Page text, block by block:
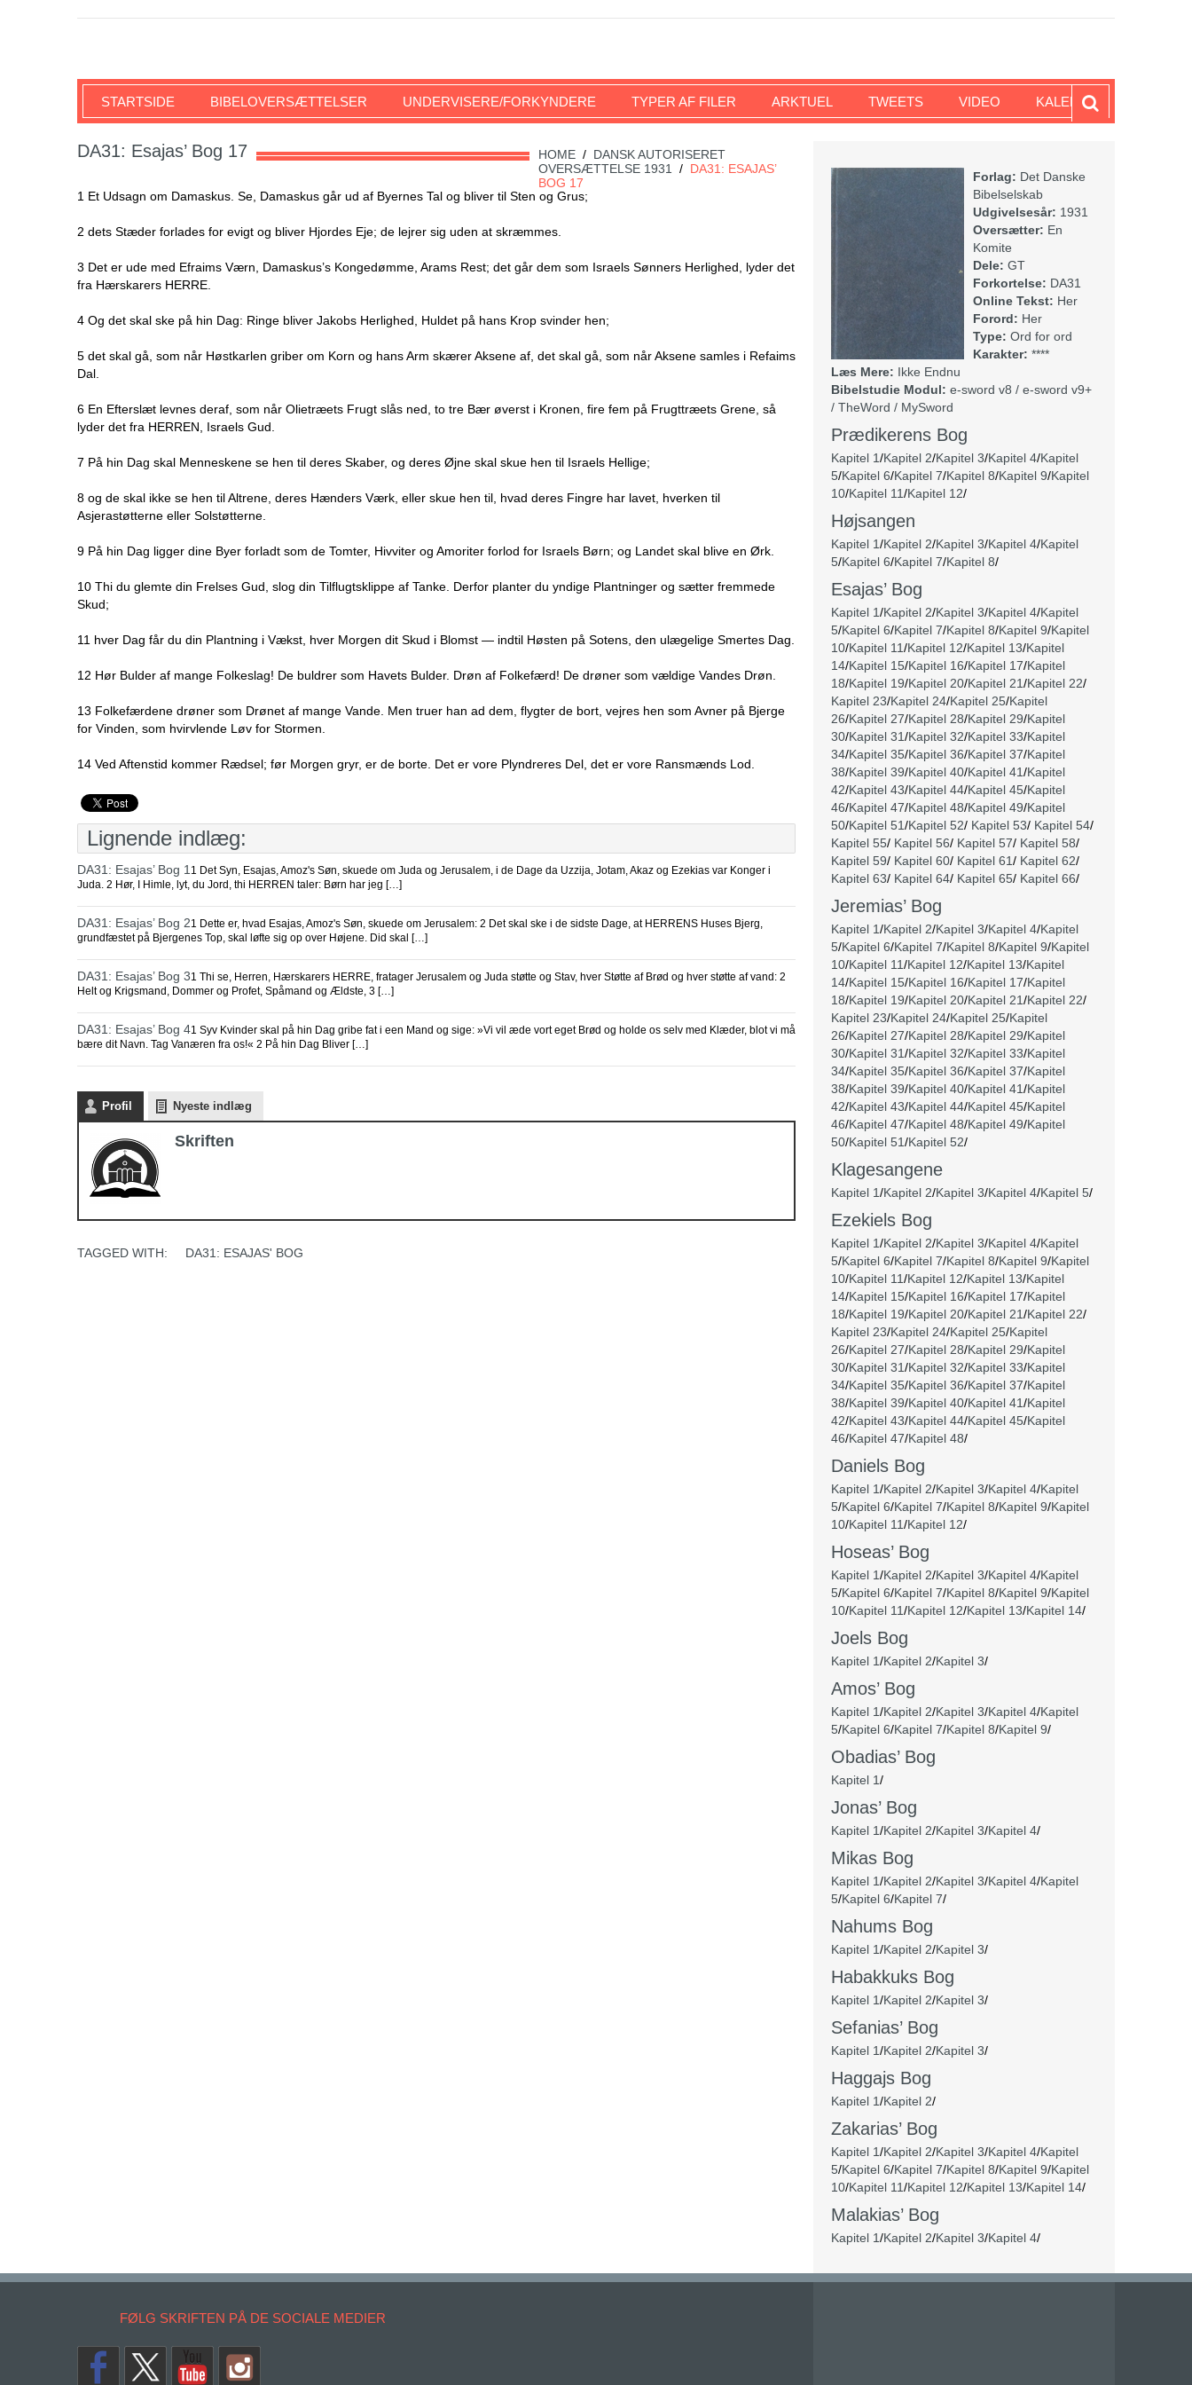
SKRIFTEN
STARTSIDE BIBELOVERSÆTTELSER UNDERVISERE/FORKYNDERE TYPER AF FILER ARKTUEL TWEETS VIDEO KALENDER
HOME / DANSK AUTORISERET
OVERSÆTTELSE 1931
/ DA31: ESAJAS’
BOG 17
DA31: Esajas’ Bog 17
1 Et Udsagn om Damaskus. Se, Damaskus går ud af Byernes Tal og bliver til Sten og Grus;
2 dets Stæder forlades for evigt og bliver Hjordes Eje; de lejrer sig uden at skræmmes.
3 Det er ude med Efraims Værn, Damaskus’s Kongedømme, Arams Rest; det går dem som Israels Sønners Herlighed, lyder det
fra Hærskarers HERRE.
4 Og det skal ske på hin Dag: Ringe bliver Jakobs Herlighed, Huldet på hans Krop svinder hen;
5 det skal gå, som når Høstkarlen griber om Korn og hans Arm skærer Aksene af, det skal gå, som når Aksene samles i Refaims
Dal.
6 En Efterslæt levnes deraf, som når Olietræets Frugt slås ned, to tre Bær øverst i Kronen, fire fem på Frugttræets Grene, så
lyder det fra HERREN, Israels Gud.
7 På hin Dag skal Menneskene se hen til deres Skaber, og deres Øjne skal skue hen til Israels Hellige;
8 og de skal ikke se hen til Altrene, deres Hænders Værk, eller skue hen til, hvad deres Fingre har lavet, hverken til
Asjerastøtterne eller Solstøtterne.
9 På hin Dag ligger dine Byer forladt som de Tomter, Hivviter og Amoriter forlod for Israels Børn; og Landet skal blive en Ørk.
10 Thi du glemte din Frelses Gud, slog din Tilflugtsklippe af Tanke. Derfor planter du yndige Plantninger og sætter fremmede
Skud;
11 hver Dag får du din Plantning i Vækst, hver Morgen dit Skud i Blomst — indtil Høsten på Sotens, den ulægelige Smertes Dag.
12 Hør Bulder af mange Folkeslag! De buldrer som Havets Bulder. Drøn af Folkefærd! De drøner som vældige Vandes Drøn.
13 Folkefærdene drøner som Drønet af mange Vande. Men truer han ad dem, flygter de bort, vejres hen som Avner på Bjerge
for Vinden, som hvirvlende Løv for Stormen.
14 Ved Aftenstid kommer Rædsel; før Morgen gryr, er de borte. Det er vore Plyndreres Del, det er vore Ransmænds Lod.
Lignende indlæg:
DA31: Esajas’ Bog 1 1 Det Syn, Esajas, Amoz's Søn, skuede om Juda og Jerusalem, i de Dage da Uzzija, Jotam, Akaz og Ezekias var Konger i
Juda. 2 Hør, I Himle, lyt, du Jord, thi HERREN taler: Børn har jeg […]
DA31: Esajas’ Bog 21 Dette er, hvad Esajas, Amoz's Søn, skuede om Jerusalem: 2 Det skal ske i de sidste Dage, at HERRENS Huses Bjerg,
grundfæstet på Bjergenes Top, skal løfte sig op over Højene. Did skal […]
DA31: Esajas’ Bog 31 Thi se, Herren, Hærskarers HERRE, fratager Jerusalem og Juda støtte og Stav, hver Støtte af Brød og hver støtte af vand: 2
Helt og Krigsmand, Dommer og Profet, Spåmand og Ældste, 3 […]
DA31: Esajas’ Bog 41 Syv Kvinder skal på hin Dag gribe fat i een Mand og sige: »Vi vil æde vort eget Brød og holde os selv med Klæder, blot vi må
bære dit Navn. Tag Vanæren fra os!« 2 På hin Dag Bliver […]
Profil Nyeste indlæg
Skriften
TAGGED WITH: DA31: ESAJAS' BOG
Forlag: Det Danske
Bibelselskab
Udgivelsesår: 1931
Oversætter: En
Komite
Dele: GT
Forkortelse: DA31
Online Tekst: Her
Forord: Her
Type: Ord for ord
Karakter: ****
Læs Mere: Ikke Endnu
Bibelstudie Modul: e-sword v8 / e-sword v9+
/ TheWord / MySword
Prædikerens Bog
Kapitel 1/Kapitel 2/Kapitel 3/Kapitel 4/Kapitel
5/Kapitel 6/Kapitel 7/Kapitel 8/Kapitel 9/Kapitel
10/Kapitel 11/Kapitel 12/
Højsangen
Kapitel 1/Kapitel 2/Kapitel 3/Kapitel 4/Kapitel
5/Kapitel 6/Kapitel 7/Kapitel 8/
Esajas’ Bog
Kapitel 1/Kapitel 2/Kapitel 3/Kapitel 4/Kapitel
5/Kapitel 6/Kapitel 7/Kapitel 8/Kapitel 9/Kapitel
10/Kapitel 11/Kapitel 12/Kapitel 13/Kapitel
14/Kapitel 15/Kapitel 16/Kapitel 17/Kapitel
18/Kapitel 19/Kapitel 20/Kapitel 21/Kapitel 22/
Kapitel 23/Kapitel 24/Kapitel 25/Kapitel
26/Kapitel 27/Kapitel 28/Kapitel 29/Kapitel
30/Kapitel 31/Kapitel 32/Kapitel 33/Kapitel
34/Kapitel 35/Kapitel 36/Kapitel 37/Kapitel
38/Kapitel 39/Kapitel 40/Kapitel 41/Kapitel
42/Kapitel 43/Kapitel 44/Kapitel 45/Kapitel
46/Kapitel 47/Kapitel 48/Kapitel 49/Kapitel
50/Kapitel 51/Kapitel 52/ Kapitel 53/ Kapitel 54/
Kapitel 55/ Kapitel 56/ Kapitel 57/ Kapitel 58/
Kapitel 59/ Kapitel 60/ Kapitel 61/ Kapitel 62/
Kapitel 63/ Kapitel 64/ Kapitel 65/ Kapitel 66/
Jeremias’ Bog
Kapitel 1/Kapitel 2/Kapitel 3/Kapitel 4/Kapitel
5/Kapitel 6/Kapitel 7/Kapitel 8/Kapitel 9/Kapitel
10/Kapitel 11/Kapitel 12/Kapitel 13/Kapitel
14/Kapitel 15/Kapitel 16/Kapitel 17/Kapitel
18/Kapitel 19/Kapitel 20/Kapitel 21/Kapitel 22/
Kapitel 23/Kapitel 24/Kapitel 25/Kapitel
26/Kapitel 27/Kapitel 28/Kapitel 29/Kapitel
30/Kapitel 31/Kapitel 32/Kapitel 33/Kapitel
34/Kapitel 35/Kapitel 36/Kapitel 37/Kapitel
38/Kapitel 39/Kapitel 40/Kapitel 41/Kapitel
42/Kapitel 43/Kapitel 44/Kapitel 45/Kapitel
46/Kapitel 47/Kapitel 48/Kapitel 49/Kapitel
50/Kapitel 51/Kapitel 52/
Klagesangene
Kapitel 1/Kapitel 2/Kapitel 3/Kapitel 4/Kapitel 5/
Ezekiels Bog
Kapitel 1/Kapitel 2/Kapitel 3/Kapitel 4/Kapitel
5/Kapitel 6/Kapitel 7/Kapitel 8/Kapitel 9/Kapitel
10/Kapitel 11/Kapitel 12/Kapitel 13/Kapitel
14/Kapitel 15/Kapitel 16/Kapitel 17/Kapitel
18/Kapitel 19/Kapitel 20/Kapitel 21/Kapitel 22/
Kapitel 23/Kapitel 24/Kapitel 25/Kapitel
26/Kapitel 27/Kapitel 28/Kapitel 29/Kapitel
30/Kapitel 31/Kapitel 32/Kapitel 33/Kapitel
34/Kapitel 35/Kapitel 36/Kapitel 37/Kapitel
38/Kapitel 39/Kapitel 40/Kapitel 41/Kapitel
42/Kapitel 43/Kapitel 44/Kapitel 45/Kapitel
46/Kapitel 47/Kapitel 48/
Daniels Bog
Kapitel 1/Kapitel 2/Kapitel 3/Kapitel 4/Kapitel
5/Kapitel 6/Kapitel 7/Kapitel 8/Kapitel 9/Kapitel
10/Kapitel 11/Kapitel 12/
Hoseas’ Bog
Kapitel 1/Kapitel 2/Kapitel 3/Kapitel 4/Kapitel
5/Kapitel 6/Kapitel 7/Kapitel 8/Kapitel 9/Kapitel
10/Kapitel 11/Kapitel 12/Kapitel 13/Kapitel 14/
Joels Bog
Kapitel 1/Kapitel 2/Kapitel 3/
Amos’ Bog
Kapitel 1/Kapitel 2/Kapitel 3/Kapitel 4/Kapitel
5/Kapitel 6/Kapitel 7/Kapitel 8/Kapitel 9/
Obadias’ Bog
Kapitel 1/
Jonas’ Bog
Kapitel 1/Kapitel 2/Kapitel 3/Kapitel 4/
Mikas Bog
Kapitel 1/Kapitel 2/Kapitel 3/Kapitel 4/Kapitel
5/Kapitel 6/Kapitel 7/
Nahums Bog
Kapitel 1/Kapitel 2/Kapitel 3/
Habakkuks Bog
Kapitel 1/Kapitel 2/Kapitel 3/
Sefanias’ Bog
Kapitel 1/Kapitel 2/Kapitel 3/
Haggajs Bog
Kapitel 1/Kapitel 2/
Zakarias’ Bog
Kapitel 1/Kapitel 2/Kapitel 3/Kapitel 4/Kapitel
5/Kapitel 6/Kapitel 7/Kapitel 8/Kapitel 9/Kapitel
10/Kapitel 11/Kapitel 12/Kapitel 13/Kapitel 14/
Malakias’ Bog
Kapitel 1/Kapitel 2/Kapitel 3/Kapitel 4/
FØLG SKRIFTEN PÅ DE SOCIALE MEDIER